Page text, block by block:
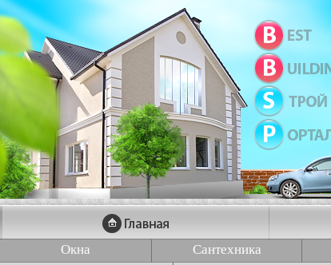
Окна Сантехника